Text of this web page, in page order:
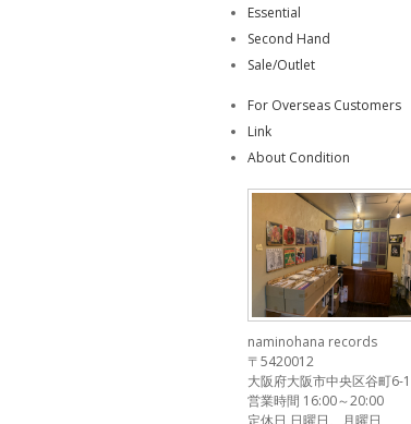
Essential
Second Hand
Sale/Outlet
For Overseas Customers
Link
About Condition
naminohana records
〒5420012
大阪府大阪市中央区谷町6-
営業時間 16:00～20:00
定休日 日曜日、月曜日